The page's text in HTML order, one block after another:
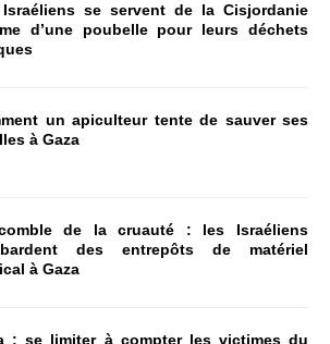
se servent de la Cisjordanie
d’une poubelle pour leurs déchets
un apiculteur tente de sauver ses
à Gaza
de la cruauté : les Israéliens
des entrepôts de matériel
à Gaza
: se limiter à compter les victimes du